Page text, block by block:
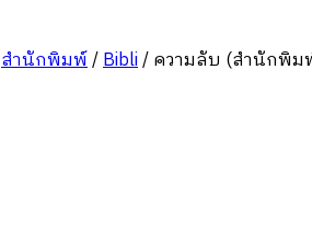
สำนักพิมพ์/Bibli/ความลับ (สำนักพิ